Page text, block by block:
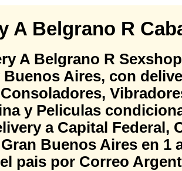
A Belgrano R
A Belgrano R
Buenos Aires, con
y Peliculas
a Capital Federal,
Buenos Aires en 1
pais por Correo